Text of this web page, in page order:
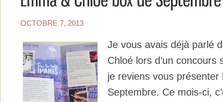
OCTOBRE 7, 2013
Je vous avais déjà parlé
Chloé lors d’un concours
je reviens vous
Septembre. Ce mois-ci,